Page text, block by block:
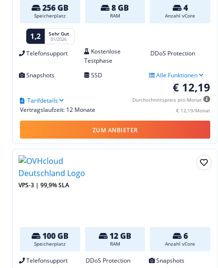
256 GB
Speicherplatz
8 GB
RAM
4
Anzahl vCore
1,2 Sehr Gut
01/2026
Telefonsupport
Kostenlose
Testphase
DDoS Protection
Snapshots SSD Alle Funktionen
€ 12,19
Durchschnittspreis pro Monat
€ 12,19/Monat
Vertragslaufzeit: 12 Monate
Tarifdetails
ZUM ANBIETER
VPS-3 | 99,9% SLA
100 GB
Speicherplatz
12 GB
RAM
6
Anzahl vCore
Telefonsupport DDoS Protection
Snapshots